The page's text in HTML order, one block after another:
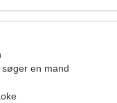
en mand